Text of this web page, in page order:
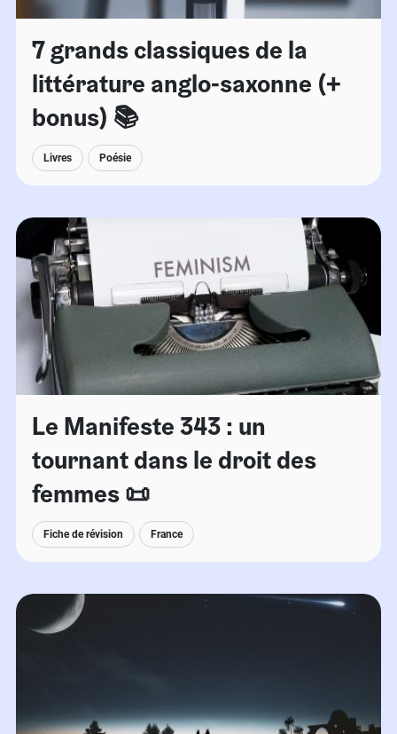
7 grands classiques de la
littérature anglo-saxonne (+
bonus) 📚
Livres Poésie
Le Manifeste 343 : un
tournant dans le droit des
femmes 📜
Fiche de révision France